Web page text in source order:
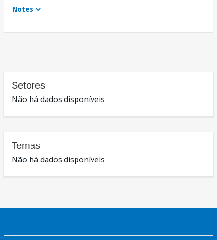
Notes
Setores
Não há dados disponíveis
Temas
Não há dados disponíveis